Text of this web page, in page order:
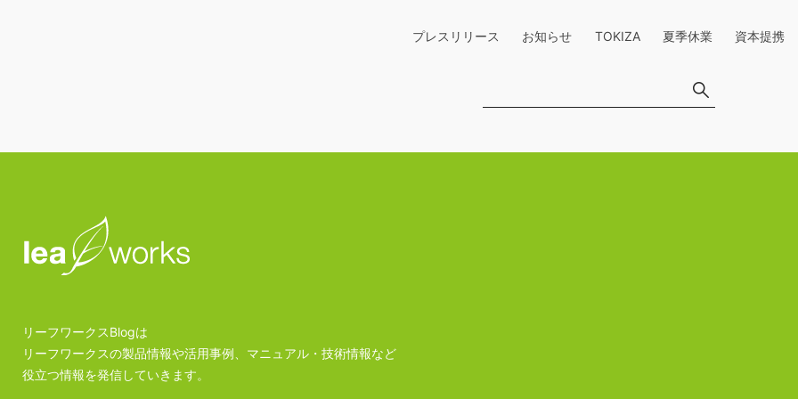
プレスリリース お知らせ TOKIZA 夏季休業 資本提携
リーフワークスBlogは
リーフワークスの製品情報や活用事例、マニュアル・技術情報など
役立つ情報を発信していきます。